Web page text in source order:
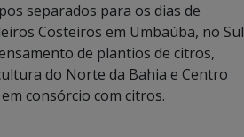
separados para os dias de
Costeiros em Umbaúba, no Sul
de plantios de citros,
do Norte da Bahia e Centro
consórcio com citros.